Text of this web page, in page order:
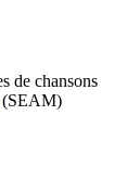
de chansons
(SEAM)